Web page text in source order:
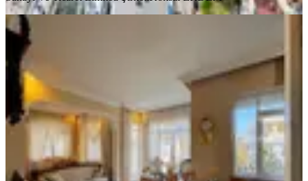
YENİ
Muratpaşa, Gençlik Mahallesi
2+1
100 m²· ·07.08.2026
33.000 ₺